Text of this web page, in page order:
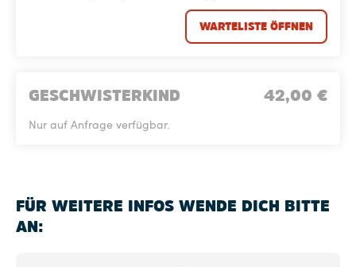
FÜR WEITERE INFOS WENDE DICH BITTE
AN:
WARTELISTE ÖFFNEN
GESCHWISTERKIND 42,00 €
Nur auf Anfrage verfügbar.